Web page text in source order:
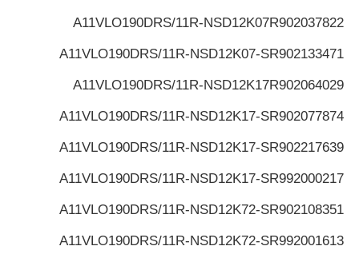
R902037822
A11VLO190DRS/11R-NSD12K07
R902133471
A11VLO190DRS/11R-NSD12K07-S
R902064029
A11VLO190DRS/11R-NSD12K17
R902077874
A11VLO190DRS/11R-NSD12K17-S
R902217639
A11VLO190DRS/11R-NSD12K17-S
R992000217
A11VLO190DRS/11R-NSD12K17-S
R902108351
A11VLO190DRS/11R-NSD12K72-S
R992001613
A11VLO190DRS/11R-NSD12K72-S